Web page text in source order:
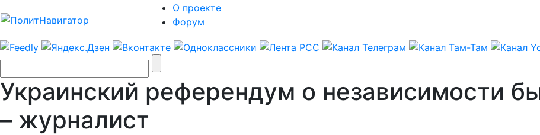
О проекте
Форум
Украинский референдум о независимости
– журналист